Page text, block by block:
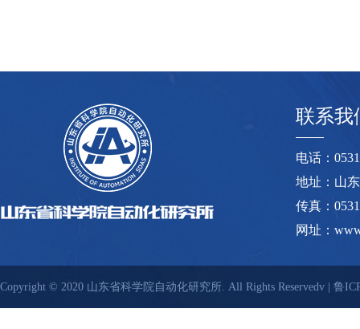
联系我
电话：
地址：山
传真：
网址：
Copyright © 2020 山东省科学院自动化研究所. All Rights Reservedv | 鲁